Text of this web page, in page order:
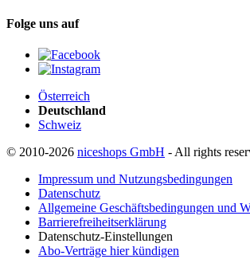
Folge uns auf
Österreich
Deutschland
Schweiz
© 2010-2026 niceshops GmbH - All rights
Impressum und Nutzungsbedingungen
Datenschutz
Allgemeine Geschäftsbedingungen und
Barrierefreiheitserklärung
Datenschutz-Einstellungen
Abo-Verträge hier kündigen